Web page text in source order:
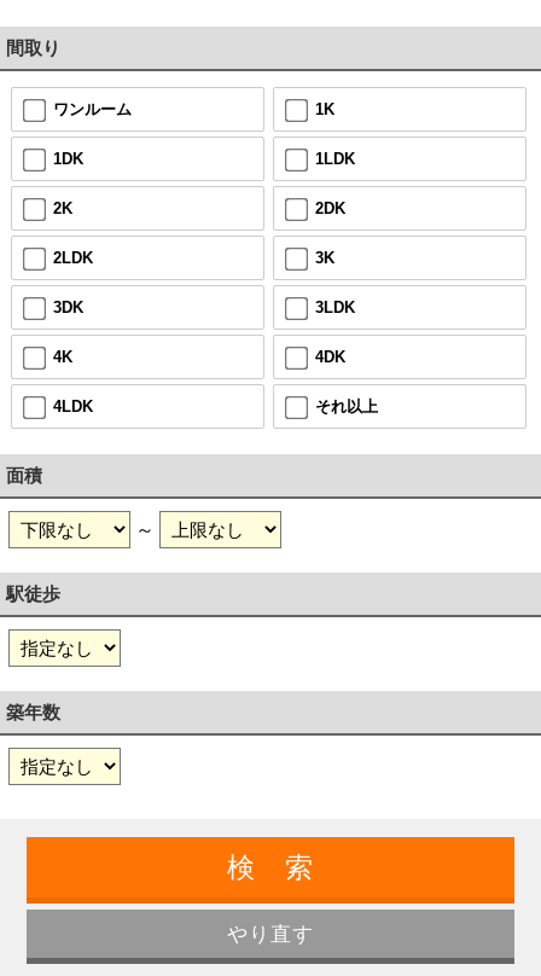
間取り
ワンルーム 1K
1DK 1LDK
2K 2DK
2LDK 3K
3DK 3LDK
4K 4DK
4LDK それ以上
面積
～
駅徒歩
築年数